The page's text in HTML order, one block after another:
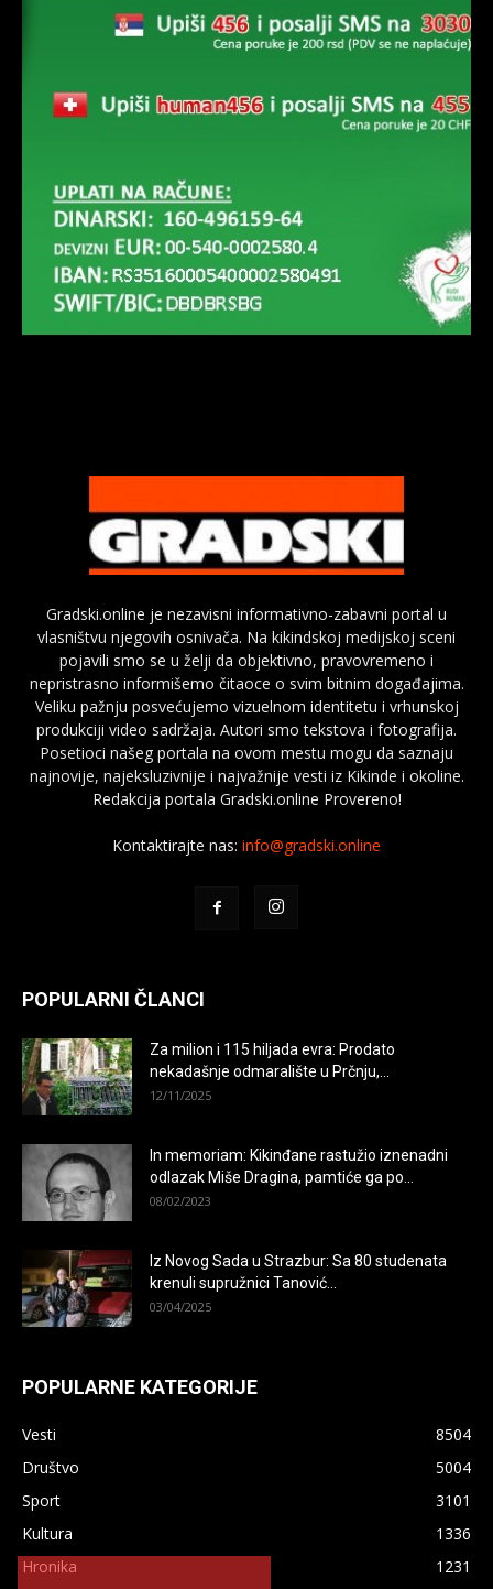
Gradski.online je nezavisni informativno-zabavni portal u
vlasništvu njegovih osnivača. Na kikindskoj medijskoj sceni
pojavili smo se u želji da objektivno, pravovremeno i
nepristrasno informišemo čitaoce o svim bitnim događajima.
Veliku pažnju posvećujemo vizuelnom identitetu i vrhunskoj
produkciji video sadržaja. Autori smo tekstova i fotografija.
Posetioci našeg portala na ovom mestu mogu da saznaju
najnovije, najeksluzivnije i najvažnije vesti iz Kikinde i okoline.
Redakcija portala Gradski.online Provereno!
Kontaktirajte nas: info@gradski.online
POPULARNI ČLANCI
Za milion i 115 hiljada evra: Prodato
nekadašnje odmaralište u Prčnju,...
12/11/2025
In memoriam: Kikinđane rastužio iznenadni
odlazak Miše Dragina, pamtiće ga po...
08/02/2023
Iz Novog Sada u Strazbur: Sa 80 studenata
krenuli supružnici Tanović...
03/04/2025
POPULARNE KATEGORIJE
Vesti
8504
Društvo
5004
Sport
3101
Kultura
1336
Hronika
1231